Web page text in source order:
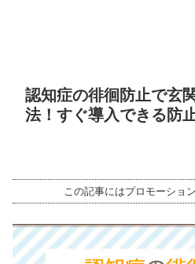
認知症の徘徊防止で玄
法！すぐ導入できる防
この記事にはプロモーショ